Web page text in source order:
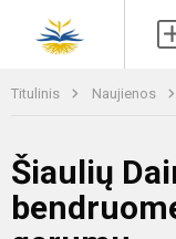
Titulinis Naujienos
Šiaulių